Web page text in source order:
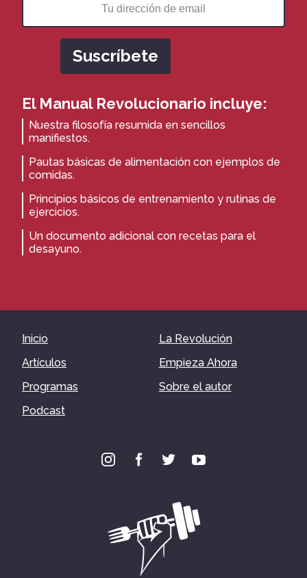
El Manual Revolucionario incluye:
Nuestra filosofía resumida en sencillos
manifiestos.
Pautas básicas de alimentación con ejemplos de
comidas.
Principios básicos de entrenamiento y rutinas de
ejercicios.
Un documento adicional con recetas para el
desayuno.
Inicio
Artículos
Programas
Podcast
La Revolución
Empieza Ahora
Sobre el autor